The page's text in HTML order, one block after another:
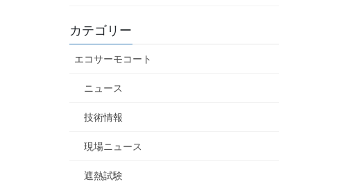
カテゴリー
エコサーモコート
ニュース
技術情報
現場ニュース
遮熱試験